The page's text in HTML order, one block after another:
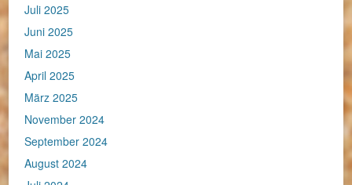
Juli 2025
Juni 2025
Mai 2025
April 2025
März 2025
November 2024
September 2024
August 2024